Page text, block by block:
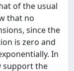
of the usual
that no
since the
is zero and
In
support the